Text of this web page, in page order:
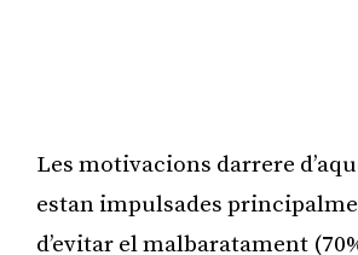
Les motivacions darrere
estan impulsades
d’evitar el malbaratament